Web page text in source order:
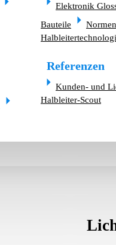
Elektronik
Bauteile
Referenzen
Kunden- und
Halbleiter-Scout